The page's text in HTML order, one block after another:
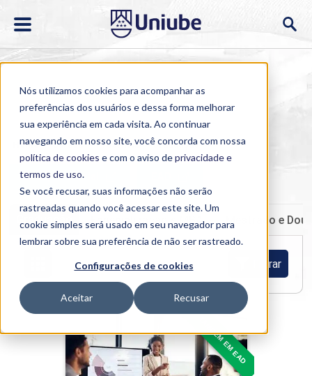
Nós utilizamos cookies para acompanhar as
preferências dos usuários e dessa forma melhorar
sua experiência em cada visita. Ao continuar
navegando em nosso site, você concorda com nossa
política de cookies e com o aviso deprivacidade e
termos de uso.
Se você recusar, suas informações não serão
rastreadas quando você acessar este site. Um
cookie simples será usado em seu navegador para
lembrar sobre sua preferência de não ser rastreado.
Configurações de cookies
Aceitar Recusar
Home > Cursos > Presencial >Graduação
Semipresencial
Graduação Especialização e MBA Mestrado e
Filtrar
TAMBÉM EM EAD
Administração
Detalhes do curso